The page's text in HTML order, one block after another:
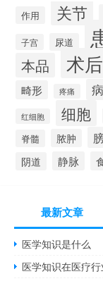
作用 关节
子宫 尿道
本品 术后
畸形 疼痛
红细胞 细胞
脊髓 脓肿
阴道 静脉
最新文章
医学知识是什么
医学知识在医疗